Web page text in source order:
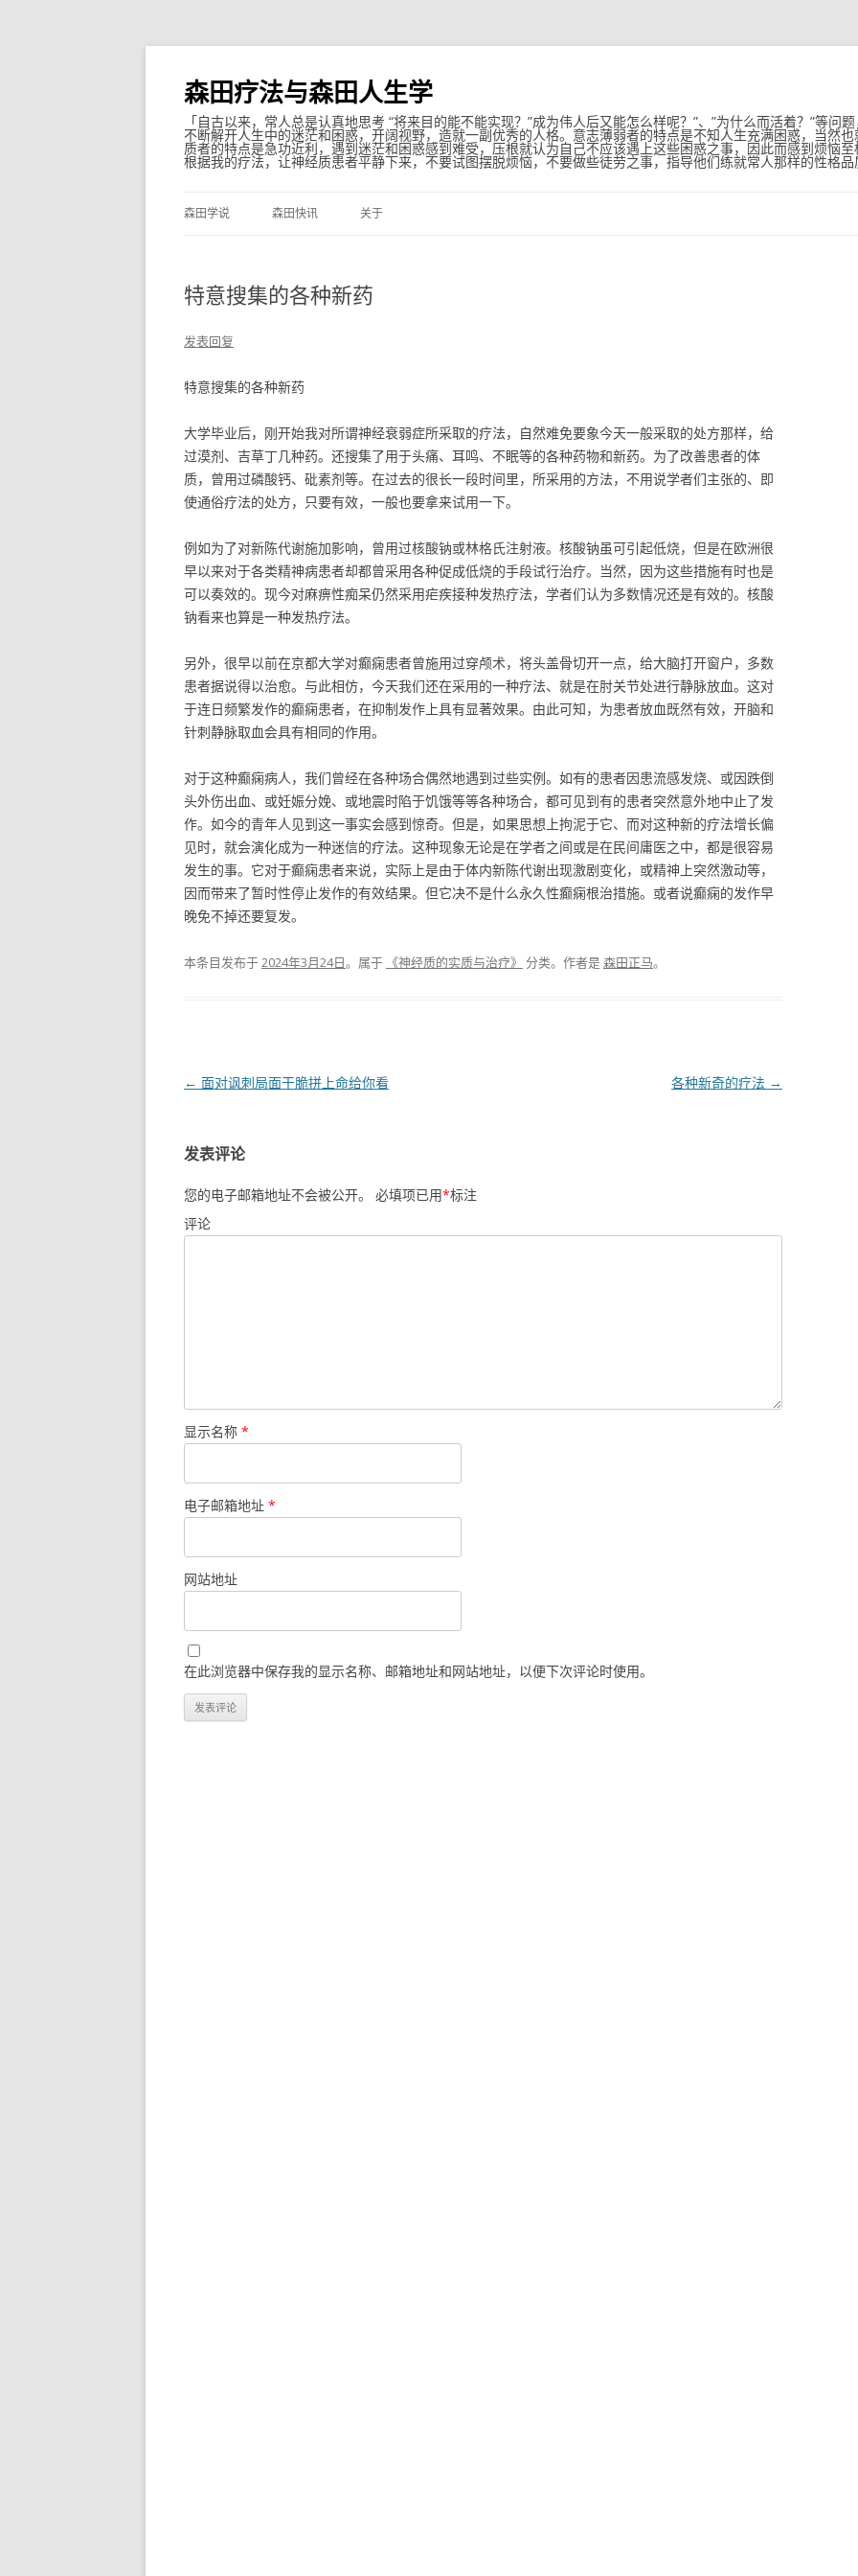
森田疗法与森田人生学
「自古以来，常人总是认真地思考 “将来目的能不能实现？”成为伟人后又能怎么样呢？”、”为什么而活着？”等问
不断解开人生中的迷茫和困惑，开阔视野，造就一副优秀的人格。意志薄弱者的特点是不知人生充满困惑，当然
质者的特点是急功近利，遇到迷茫和困惑感到难受，压根就认为自己不应该遇上这些困惑之事，因此而感到烦恼
根据我的疗法，让神经质患者平静下来，不要试图摆脱烦恼，不要做些徒劳之事，指导他们练就常人那样的性
森田学说 森田快讯 关于
特意搜集的各种新药
发表回复
特意搜集的各种新药
大学毕业后，刚开始我对所谓神经衰弱症所采取的疗法，自然难免要象今天一般采取的处方那样，给
过漠剂、吉草丁几种药。还搜集了用于头痛、耳鸣、不眠等的各种药物和新药。为了改善患者的体
质，曾用过磷酸钙、砒素剂等。在过去的很长一段时间里，所采用的方法，不用说学者们主张的、即
使通俗疗法的处方，只要有效，一般也要拿来试用一下。
例如为了对新陈代谢施加影响，曾用过核酸钠或林格氏注射液。核酸钠虽可引起低烧，但是在欧洲很
早以来对于各类精神病患者却都曾采用各种促成低烧的手段试行治疗。当然，因为这些措施有时也是
可以奏效的。现今对麻痹性痴呆仍然采用疟疾接种发热疗法，学者们认为多数情况还是有效的。核酸
钠看来也算是一种发热疗法。
另外，很早以前在京都大学对癫痫患者曾施用过穿颅术，将头盖骨切开一点，给大脑打开窗户，多数
患者据说得以治愈。与此相仿，今天我们还在采用的一种疗法、就是在肘关节处进行静脉放血。这对
于连日频繁发作的癫痫患者，在抑制发作上具有显著效果。由此可知，为患者放血既然有效，开脑和
针刺静脉取血会具有相同的作用。
对于这种癫痫病人，我们曾经在各种场合偶然地遇到过些实例。如有的患者因患流感发烧、或因跌倒
头外伤出血、或妊娠分娩、或地震时陷于饥饿等等各种场合，都可见到有的患者突然意外地中止了发
作。如今的青年人见到这一事实会感到惊奇。但是，如果思想上拘泥于它、而对这种新的疗法增长偏
见时，就会演化成为一种迷信的疗法。这种现象无论是在学者之间或是在民间庸医之中，都是很容易
发生的事。它对于癫痫患者来说，实际上是由于体内新陈代谢出现激剧变化，或精神上突然激动等，
因而带来了暂时性停止发作的有效结果。但它决不是什么永久性癫痫根治措施。或者说癫痫的发作早
晚免不掉还要复发。
本条目发布于2024年3月24日。属于 《神经质的实质与治疗》 分类。 作者是森田正马。
文章导航
← 面对讽刺局面干脆拼上命给你看 各种新奇的疗法 →
发表评论
您的电子邮箱地址不会被公开。 必填项已用*标注
评论
显示名称 *
电子邮箱地址 *
网站地址
在此浏览器中保存我的显示名称、邮箱地址和网站地址，以便下次评论时使用。